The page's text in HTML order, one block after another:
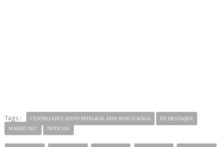
Tags : CENTRO EDUCATIVO INTEGRAL DON BOSCO RÓGA
EN DESTAQUE
MARZO 2017
NOTICIAS